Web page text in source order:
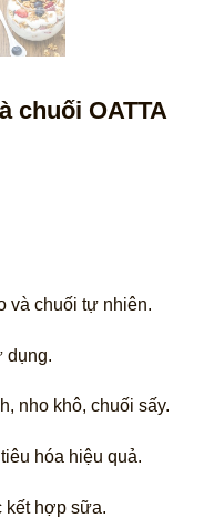
chuối OATTA
₫.
và chuối tự nhiên.
dụng.
nho khô, chuối sấy.
hóa hiệu quả.
kết hợp sữa.